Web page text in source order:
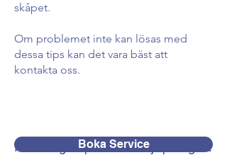
skåpet.
Om problemet inte kan lösas med
dessa tips kan det vara bäst att
kontakta oss.
Här är några tips som kan hjälpa dig att
Boka Service